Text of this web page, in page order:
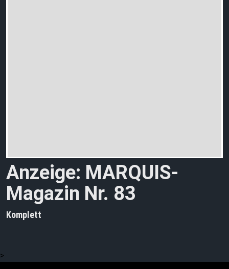
Anzeige: MARQUIS-
Magazin Nr. 83
Komplett
>